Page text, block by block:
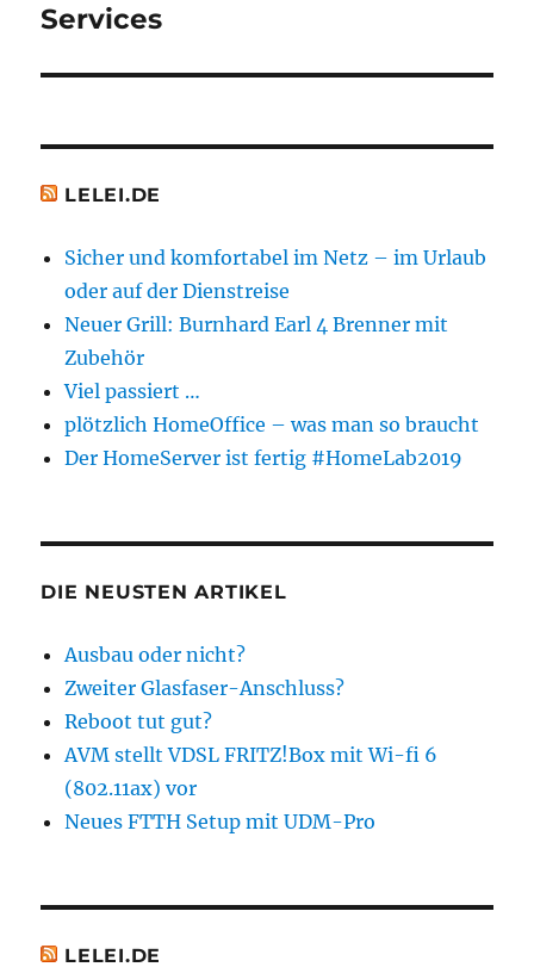
Beitrag:
Services
LELEI.DE
Sicher und komfortabel im Netz – im Urlaub
oder auf der Dienstreise
Neuer Grill: Burnhard Earl 4 Brenner mit
Zubehör
Viel passiert …
plötzlich HomeOffice – was man so braucht
Der HomeServer ist fertig #HomeLab2019
DIE NEUSTEN ARTIKEL
Ausbau oder nicht?
Zweiter Glasfaser-Anschluss?
Reboot tut gut?
AVM stellt VDSL FRITZ!Box mit Wi-fi 6
(802.11ax) vor
Neues FTTH Setup mit UDM-Pro
LELEI.DE